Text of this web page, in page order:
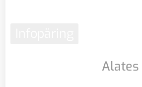
Alates